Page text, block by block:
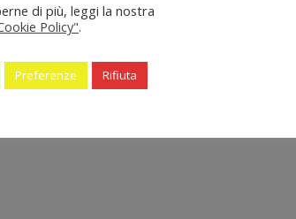
di più, leggi la nostra
Policy".
Preferenze Rifiuta